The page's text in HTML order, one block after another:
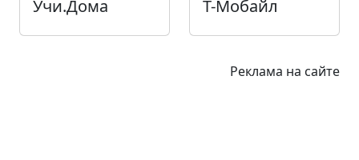
Учи.Дома Т-Мобайл
Реклама на сайте